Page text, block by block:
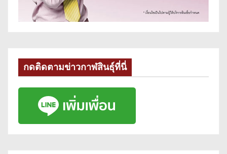
กดติดตามข่าวกาฬสินธุ์ที่นี่